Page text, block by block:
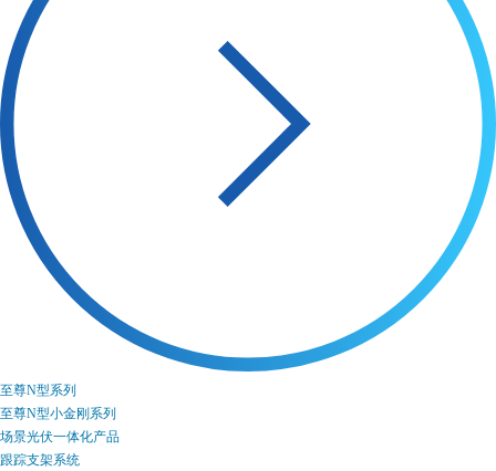
至尊N型系列
至尊N型小金刚系列
场景光伏一体化产品
跟踪支架系统